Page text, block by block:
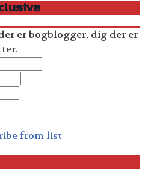
er bogblogger, dig der er
from list